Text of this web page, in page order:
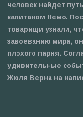
человек найдет
капитаном Немо.
товарищи узнали,
завоеванию мира,
плохого парня.
удивительные
Жюля Верна на